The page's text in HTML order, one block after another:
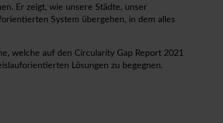
Er zeigt, wie unsere Städte, unser
System übergehen, in dem alles
welche auf den Circularity Gap Report 2021
Lösungen zu begegnen.